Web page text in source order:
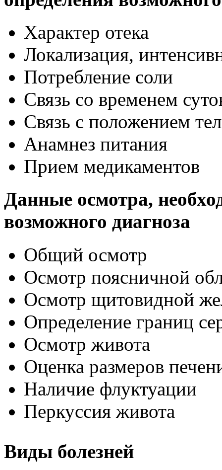
Характер отека
Локализация,
Потребление соли
Связь со временем
Связь с положением
Анамнез питания
Прием медикаментов
Данные осмотра,
возможного диагноза
Общий осмотр
Осмотр поясничной
Осмотр щитовидной
Определение границ
Осмотр живота
Оценка размеров
Наличие флуктуации
Перкуссия живота
Виды болезней